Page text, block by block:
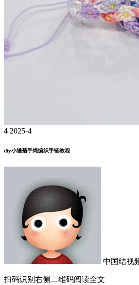
4 2025-4
diy小雏菊手绳编织手链教程
中国结视
扫码识别右侧二维码阅读全文